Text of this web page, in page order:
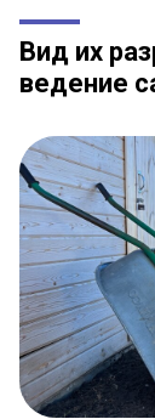
Вид их
ведение